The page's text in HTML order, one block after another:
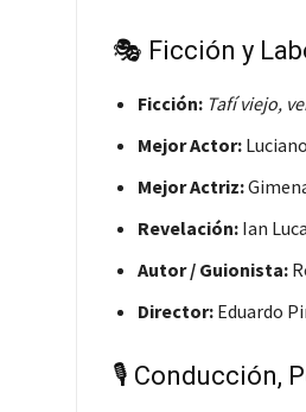
🎭 Ficción y
Ficción: Tafí viejo,
Mejor Actor:
Mejor Actriz:
Revelación:Ian
Autor / Guionista:
Director:Eduardo
🎙️ Conducción,